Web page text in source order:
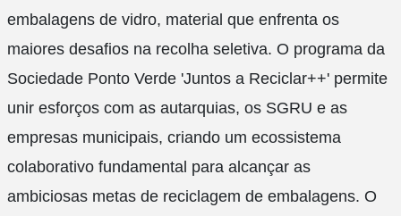
embalagens de vidro, material que enfrenta os
maiores desafios na recolha seletiva. O programa da
Sociedade Ponto Verde 'Juntos a Reciclar++' permite
unir esforços com as autarquias, os SGRU e as
empresas municipais, criando um ecossistema
colaborativo fundamental para alcançar as
ambiciosas metas de reciclagem de embalagens. O